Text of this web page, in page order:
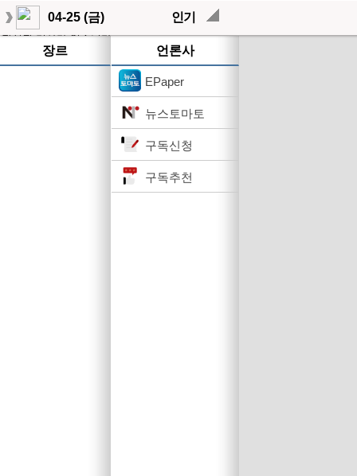
04-25 (금) 인기
장르 언론사
EPaper
뉴스토마토
구독신청
구독추천
작성된 기사가 없습니다.